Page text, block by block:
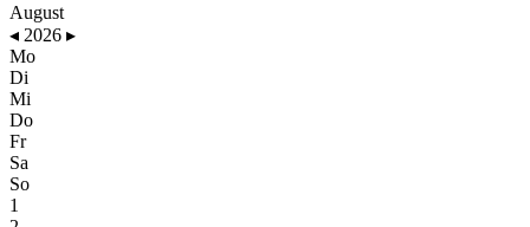
August
◂ 2026 ▸
Mo
Di
Mi
Do
Fr
Sa
So
1